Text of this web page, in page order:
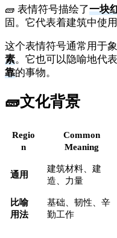
🧱 表情符号描绘了一块
固。它代表着建筑中使
这个表情符号通常用于
素。它也可以隐喻地代表
靠的事物。
🧱文化背景
Regio
n
Common
Meaning
通用
建筑材料、建
造、力量
比喻
用法
基础、韧性、辛
勤工作